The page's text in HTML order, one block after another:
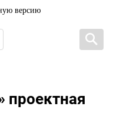
версию
проектная